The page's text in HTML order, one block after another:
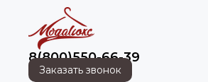
8(800)550-66-39
Заказать звонок